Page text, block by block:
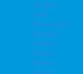
Jiu Jitsu
Judô
Musculação
Natação
Peteca
Pilates
Ritmos